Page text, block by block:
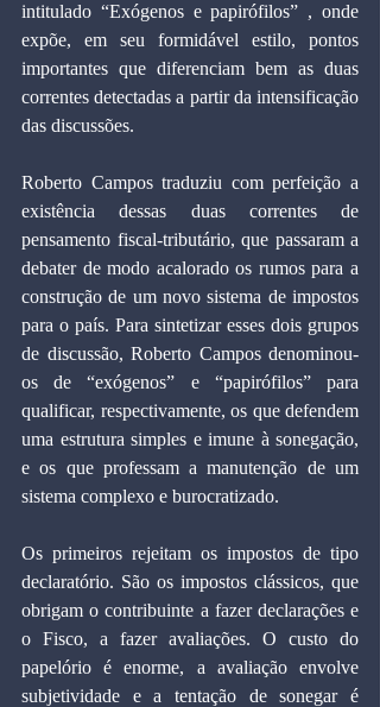
intitulado “Exógenos e papirófilos” , onde
expõe, em seu formidável estilo, pontos
importantes que diferenciam bem as duas
correntes detectadas a partir da intensificação
das discussões.
Roberto Campos traduziu com perfeição a
existência dessas duas correntes de
pensamento fiscal-tributário, que passaram a
debater de modo acalorado os rumos para a
construção de um novo sistema de impostos
para o país. Para sintetizar esses dois grupos
de discussão, Roberto Campos denominou-
os de “exógenos” e “papirófilos” para
qualificar, respectivamente, os que defendem
uma estrutura simples e imune à sonegação,
e os que professam a manutenção de um
sistema complexo e burocratizado.
Os primeiros rejeitam os impostos de tipo
declaratório. São os impostos clássicos, que
obrigam o contribuinte a fazer declarações e
o Fisco, a fazer avaliações. O custo do
papelório é enorme, a avaliação envolve
subjetividade e a tentação de sonegar é